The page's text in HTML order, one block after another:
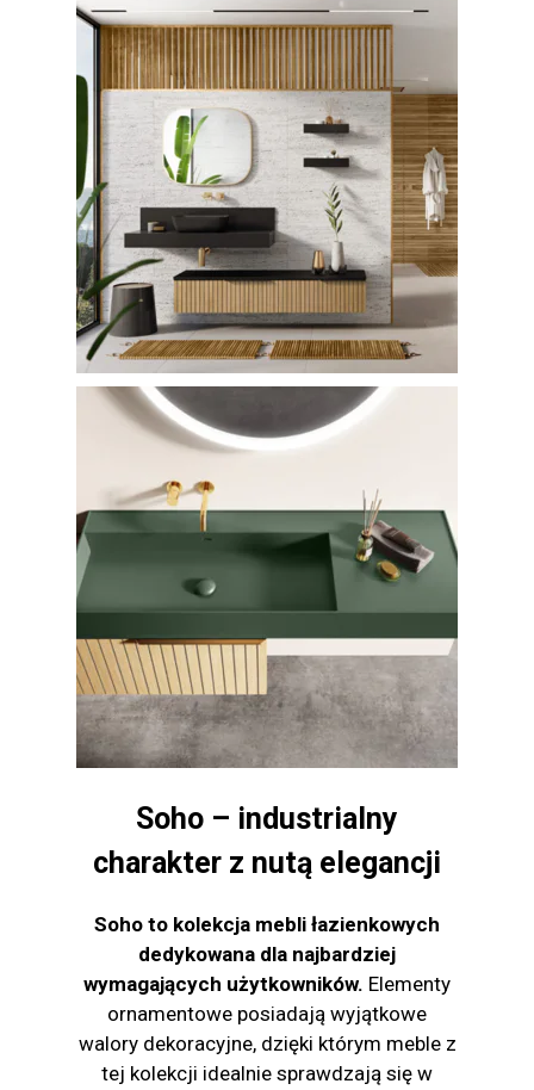
Soho – industrialny
charakter z nutą elegancji
Soho to kolekcja mebli łazienkowych
dedykowana dla najbardziej
wymagających użytkowników. Elementy
ornamentowe posiadają wyjątkowe
walory dekoracyjne, dzięki którym meble z
tej kolekcji idealnie sprawdzają się w